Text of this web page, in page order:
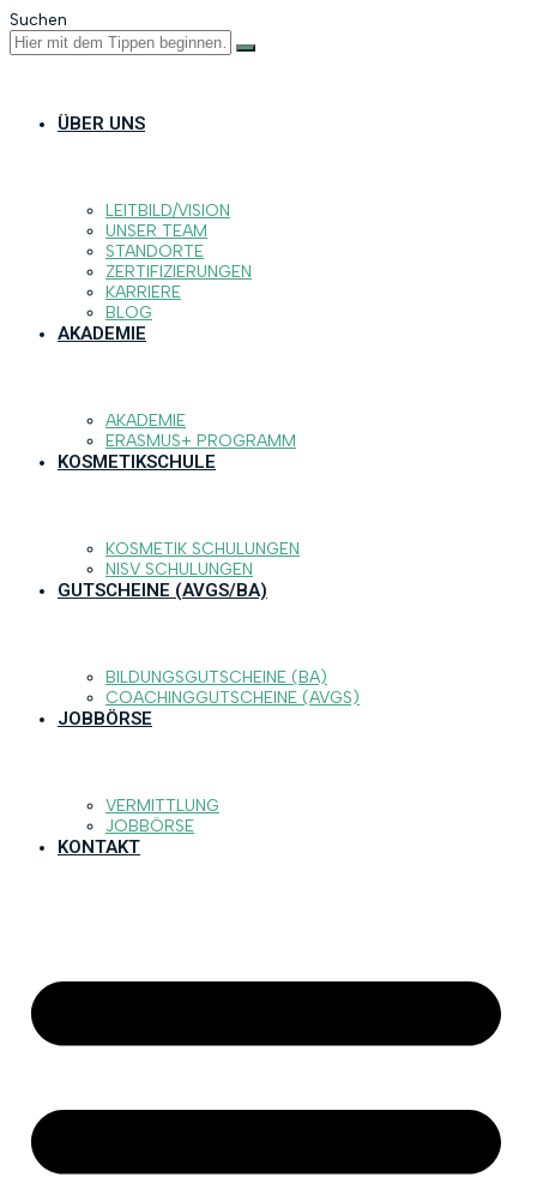
Suchen
ÜBER UNS
LEITBILD/VISION
UNSER TEAM
STANDORTE
ZERTIFIZIERUNGEN
KARRIERE
BLOG
AKADEMIE
AKADEMIE
ERASMUS+ PROGRAMM
KOSMETIKSCHULE
KOSMETIK SCHULUNGEN
NISV SCHULUNGEN
GUTSCHEINE (AVGS/BA)
BILDUNGSGUTSCHEINE (BA)
COACHINGGUTSCHEINE (AVGS)
JOBBÖRSE
VERMITTLUNG
JOBBÖRSE
KONTAKT